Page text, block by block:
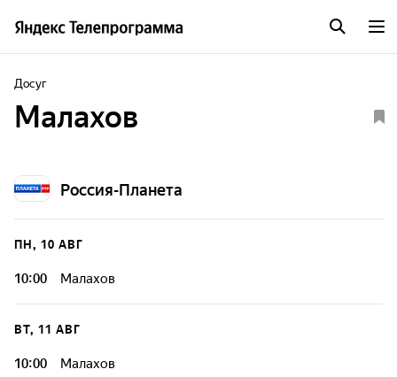
Досуг
Малахов
Россия-Планета
ПН, 10 АВГ
10:00 Малахов
ВТ, 11 АВГ
10:00 Малахов